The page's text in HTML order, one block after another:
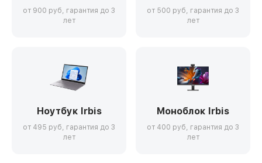
от 900 руб, гарантия до 3
лет
от 500 руб, гарантия до 3
лет
Ноутбук Irbis
от 495 руб, гарантия до 3
лет
Моноблок Irbis
от 400 руб, гарантия до 3
лет